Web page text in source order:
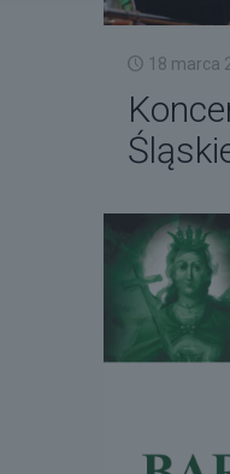
18 marca